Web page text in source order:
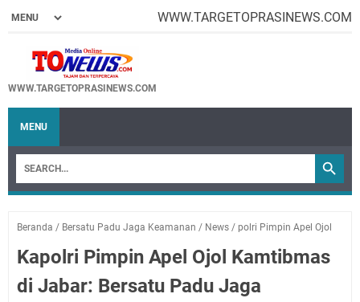
WWW.TARGETOPRASINEWS.COM
WWW.TARGETOPRASINEWS.COM
MENU
Beranda / Bersatu Padu Jaga Keamanan / News / polri Pimpin Apel Ojol
Kapolri Pimpin Apel Ojol Kamtibmas
di Jabar: Bersatu Padu Jaga